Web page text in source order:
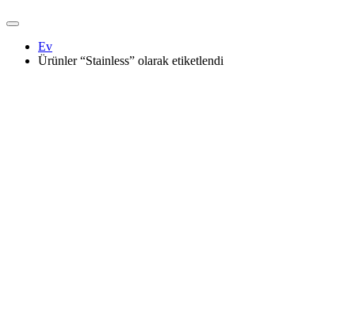
Ev
Ürünler “Stainless” olarak etiketlendi